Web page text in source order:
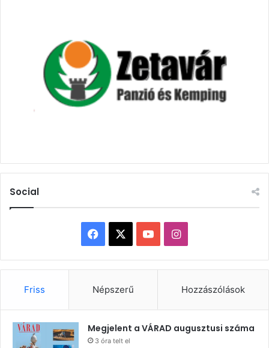
Social
Facebook YouTubeInstagram
Friss Népszerű Hozzászólások
Megjelent a VÁRAD augusztusi száma
3 óra telt el